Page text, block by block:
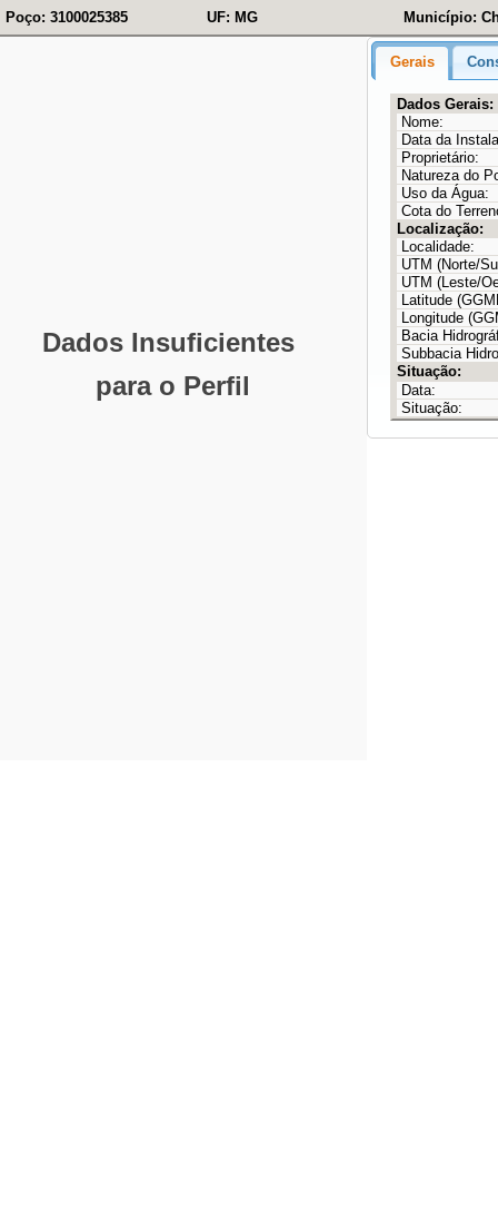
Poço: 3100025385 UF: MG Município:
Gerais
Dados Gerais:
Nome:
Data da
Proprietário:
Natureza do
Uso da Água:
Cota do
Localização:
Localidade:
UTM (Norte/
UTM (Leste/
Latitude
Longitude
Bacia
Subbacia
Situação:
Data:
Situação: